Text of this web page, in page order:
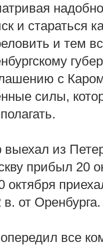
и стараться
и тем
с
силы,
выехал из
прибыл 20
октября
в. от Оренбурга.
все